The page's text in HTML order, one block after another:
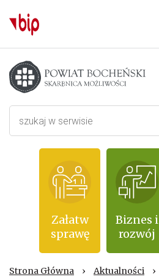
Starostwo powiatowe w Bochni
Załatw
sprawę
Biznes i
rozwój
Strona Główna › Aktualności ›